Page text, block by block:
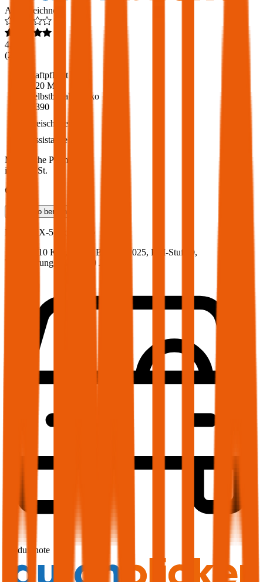
Ausgezeichnet
4,6
(217
Haftpflicht
€ 20 Mio.
Selbstbehalt Kasko
€ 390
Freischaden
Assistance
Monatliche Prämie
inkl. mVSt.
€ 127,23
Teilkasko berechnen
Mazda
CX-5, Vollkasko
150 PS/110 KW, diesel, Baujahr 2025, BM-Stufe 0,
Versicherungsnehmer 30 Jahre
Produktnote